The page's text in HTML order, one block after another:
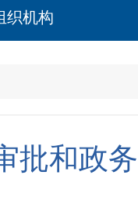
织机构
批和政